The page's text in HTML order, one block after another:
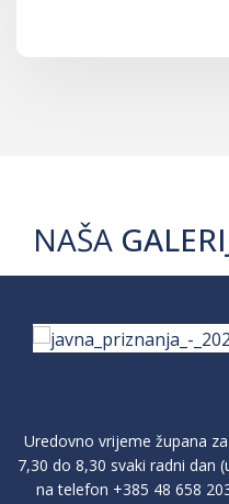
NAŠA
Uredovno vrijeme župana
7,30 do 8,30 svaki radni dan
na telefon +385 48 658